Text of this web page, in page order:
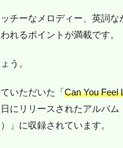
チーなメロディー、英詞
れるポイントが満載です。
う。
いただいた「Can You Feel
にリリースされたアルバ
」に収録されています。